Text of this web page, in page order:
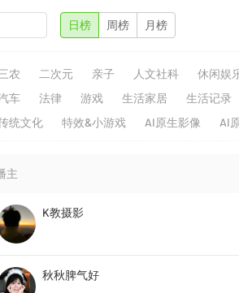
日榜 周榜 月榜
农 二次元 亲子 人文社科
休闲娱
车 法律 游戏 生活家居
生活记录
统文化 特效&小游戏 AI原生影像 AI
主
K教摄影
秋秋脾气好